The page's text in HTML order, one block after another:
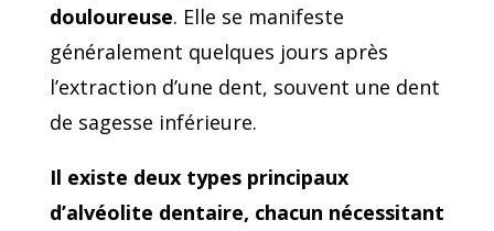
douloureuse. Elle se manifeste
généralement quelques jours après
l’extraction d’une dent, souvent une dent
de sagesse inférieure.
Il existe deux types principaux
d’alvéolite dentaire, chacun nécessitant